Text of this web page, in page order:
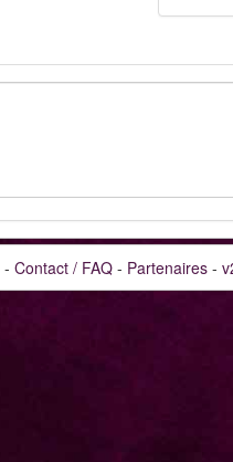
- Contact / FAQ- Partenaires-